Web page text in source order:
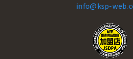
info@ksp-